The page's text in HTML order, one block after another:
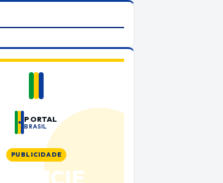
PORTAL
BRASIL
PUBLICIDADE